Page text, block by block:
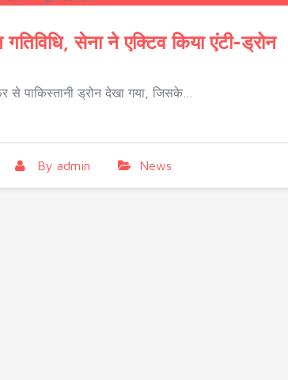
सेना ने एक्टिव किया एंटी-ड्रोन
पाकिस्तानी ड्रोन देखा गया, जिसके…
By admin News